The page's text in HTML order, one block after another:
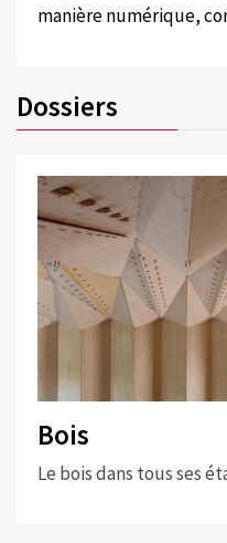
manière numérique,
Dossiers
Bois
Le bois dans tous ses